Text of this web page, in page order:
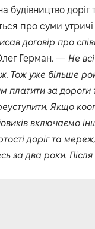
будівництво
про суми утричі
договір про
Герман. — Не
Тож уже більше
платити за дороги
Якщо
включаємо
доріг та
за два роки. Після